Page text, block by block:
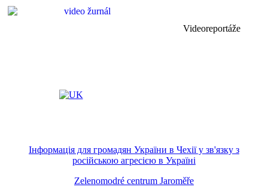
Videoreportáže
Інформація для громадян України в Чехії у зв'язку з
російською агресією в Україні
Zelenomodré centrum Jaroměře